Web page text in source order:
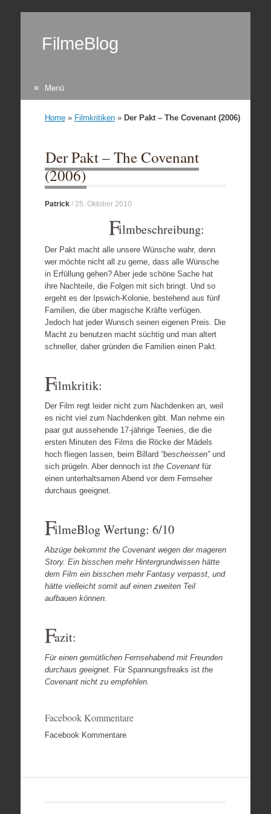
FilmeBlog
Menü
Home» Filmkritiken» Der Pakt – The Covenant (2006)
Der Pakt – The Covenant
(2006)
Patrick/ 25. Oktober 2010
Filmbeschreibung:
Der Pakt macht alle unsere Wünsche wahr, denn
wer möchte nicht all zu gerne, dass alle Wünsche
in Erfüllung gehen? Aber jede schöne Sache hat
ihre Nachteile, die Folgen mit sich bringt. Und so
ergeht es der Ipswich-Kolonie, bestehend aus fünf
Familien, die über magische Kräfte verfügen.
Jedoch hat jeder Wunsch seinen eigenen Preis. Die
Macht zu benutzen macht süchtig und man altert
schneller, daher gründen die Familien einen Pakt.
Filmkritik:
Der Film regt leider nicht zum Nachdenken an, weil
es nicht viel zum Nachdenken gibt. Man nehme ein
paar gut aussehende 17-jährige Teenies, die die
ersten Minuten des Films die Röcke der Mädels
hoch fliegen lassen, beim Billard “bescheissen”und
sich prügeln. Aber dennoch ist the Covenant für
einen unterhaltsamen Abend vor dem Fernseher
durchaus geeignet.
FilmeBlog Wertung: 6/10
Abzüge bekommt the Covenantwegen der mageren
Story. Ein bisschen mehr Hintergrundwissen hätte
dem Film ein bisschen mehr Fantasy verpasst, und
hätte vielleicht somit auf einen zweiten Teil
aufbauen können.
Fazit:
Für einen gemütlichen Fernsehabend mit Freunden
durchaus geeignet. Für Spannungsfreaks ist the
Covenantnicht zu empfehlen.
Facebook Kommentare
Facebook Kommentare